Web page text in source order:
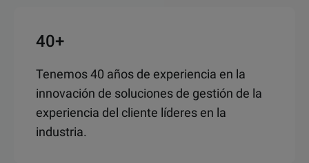
40+
Tenemos 40 años de experiencia en la
innovación de soluciones de gestión de la
experiencia del cliente líderes en la
industria.